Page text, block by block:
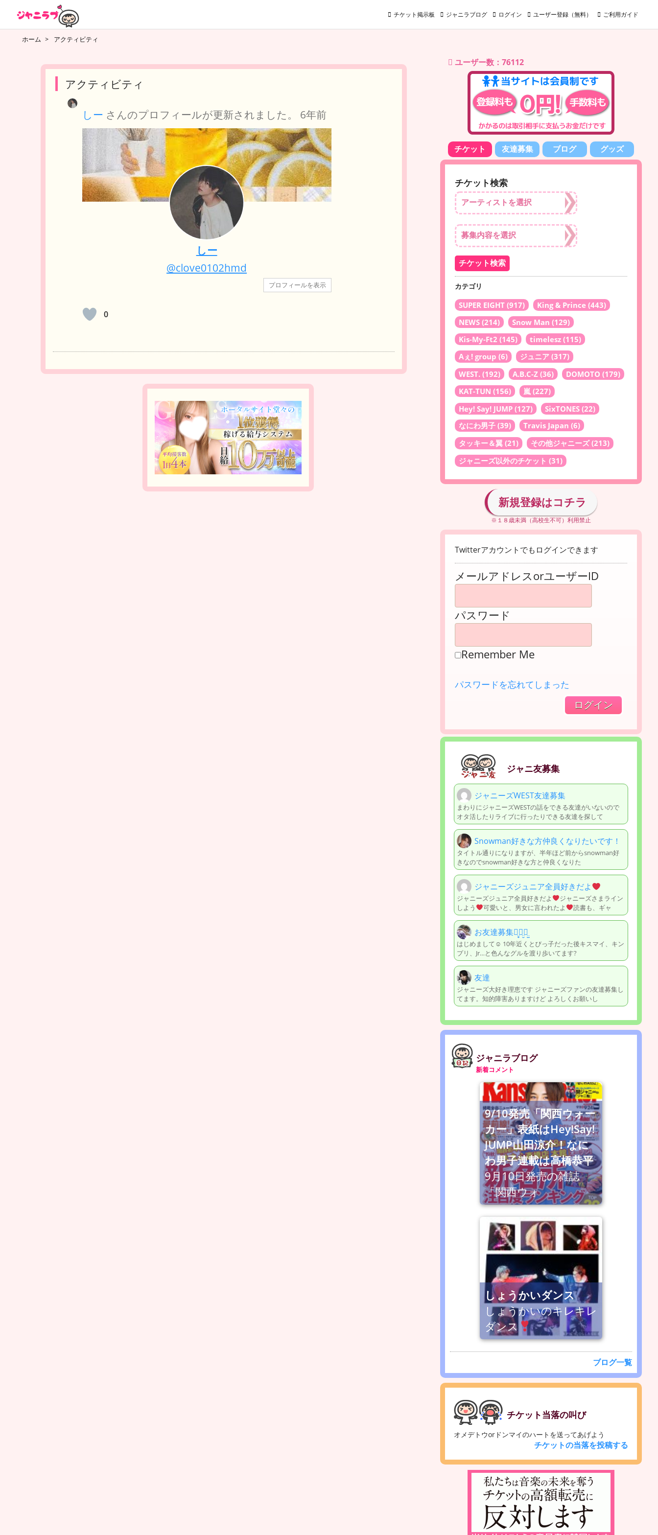
チケット掲示板 ジャニラブログ ログイン ユーザー登録（無料） ご利用ガイド
ホーム > アクティビティ
アクティビティ
しー さんのプロフィールが更新されました。 6年前
しー
@clove0102hmd
プロフィールを表示
0
ユーザー数：76112
チケット 友達募集 ブログ グッズ
チケット検索
カテゴリ
SUPER EIGHT (917) King & Prince (443)
NEWS (214) Snow Man (129)
Kis-My-Ft2 (145) timelesz (115)
Aぇ! group (6) ジュニア (317)
WEST. (192) A.B.C-Z (36) DOMOTO (179)
KAT-TUN (156) 嵐 (227)
Hey! Say! JUMP (127) SixTONES (22)
なにわ男子 (39) Travis Japan (6)
タッキー＆翼 (21) その他ジャニーズ(213)
ジャニーズ以外のチケット (31)
新規登録はコチラ
※１８歳未満（高校生不可）利用禁止
Twitterアカウントでもログインできます
メールアドレスorユーザーID
パスワード
Remember Me
パスワードを忘れてしまった
ジャニ友募集
ジャニーズWEST友達募集
まわりにジャニーズWESTの話をできる友達がいないので
オタ活したりライブに行ったりできる友達を探して
Snowman好きな方仲良くなりたいです！
タイトル通りになりますが、半年ほど前からsnowman好
きなのでsnowman好きな方と仲良くなりた
ジャニーズジュニア全員好きだよ
ジャニーズジュニア全員好きだよ
ジャニーズさまライン
しよう
可愛いと、男女に言われたよ 読書も、ギャ
お友達募集ꪔ̤̥ꪔ̤̮ꪔ̤̫
はじめまして☺︎ 10年近くとびっ子だった後キスマイ、キン
プリ、Jr…と色んなグルを渡り歩いてます?
友達
ジャニーズ大好き理恵です ジャニーズファンの友達募集し
てます。知的障害ありますけど よろしくお願いし
ジャニラブログ
新着コメント
9/10発売「関西ウォー
カー」表紙はHey!Say!
JUMP山田涼介！なに
わ男子連載は高橋恭平
9月10日発売の雑誌
「関西ウォ
しょうかいダンス
しょうかいのキレキレ
ダンス
ブログ一覧
チケット当落の叫び
オメデトウorドンマイのハートを送ってあげよう
チケットの当落を投稿する